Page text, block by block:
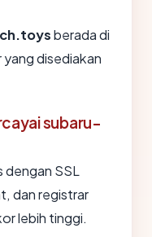
berada di
disediakan
subaru-
dengan SSL
dan registrar
lebih tinggi.